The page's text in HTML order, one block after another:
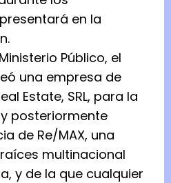
en la
Público, el
una empresa de
Estate, SRL, para la
posteriormente
de Re/MAX, una
multinacional
y de la que cualquier